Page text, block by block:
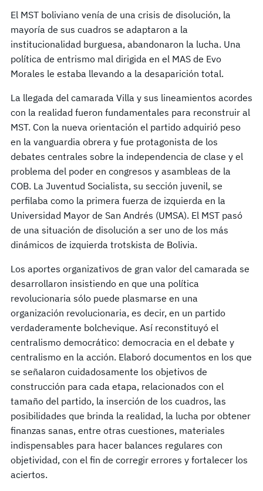
El MST boliviano venía de una crisis de disolución, la
mayoría de sus cuadros se adaptaron a la
institucionalidad burguesa, abandonaron la lucha. Una
política de entrismo mal dirigida en el MAS de Evo
Morales le estaba llevando a la desaparición total.
La llegada del camarada Villa y sus lineamientos acordes
con la realidad fueron fundamentales para reconstruir al
MST. Con la nueva orientación el partido adquirió peso
en la vanguardia obrera y fue protagonista de los
debates centrales sobre la independencia de clase y el
problema del poder en congresos y asambleas de la
COB. La Juventud Socialista, su sección juvenil, se
perfilaba como la primera fuerza de izquierda en la
Universidad Mayor de San Andrés (UMSA). El MST pasó
de una situación de disolución a ser uno de los más
dinámicos de izquierda trotskista de Bolivia.
Los aportes organizativos de gran valor del camarada se
desarrollaron insistiendo en que una política
revolucionaria sólo puede plasmarse en una
organización revolucionaria, es decir, en un partido
verdaderamente bolchevique. Así reconstituyó el
centralismo democrático: democracia en el debate y
centralismo en la acción. Elaboró documentos en los que
se señalaron cuidadosamente los objetivos de
construcción para cada etapa, relacionados con el
tamaño del partido, la inserción de los cuadros, las
posibilidades que brinda la realidad, la lucha por obtener
finanzas sanas, entre otras cuestiones, materiales
indispensables para hacer balances regulares con
objetividad, con el fin de corregir errores y fortalecer los
aciertos.